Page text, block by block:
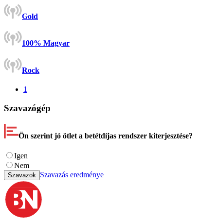
Gold
100% Magyar
Rock
1
Szavazógép
Ön szerint jó ötlet a betétdíjas rendszer kiterjesztése?
Igen
Nem
Szavazok Szavazás eredménye